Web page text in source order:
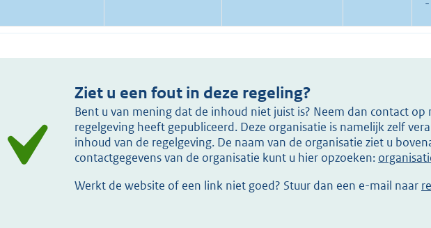
-
Ziet u een fout in deze regeling?
Bent u van mening dat de inhoud niet juist is? Neem dan contact
regelgeving heeft gepubliceerd. Deze organisatie is namelijk zelf
inhoud van de regelgeving. De naam van de organisatie ziet u
contactgegevens van de organisatie kunt u hier opzoeken:
Werkt de website of een link niet goed? Stuur dan een e-mail naar